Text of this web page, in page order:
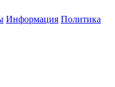
Информация Политика